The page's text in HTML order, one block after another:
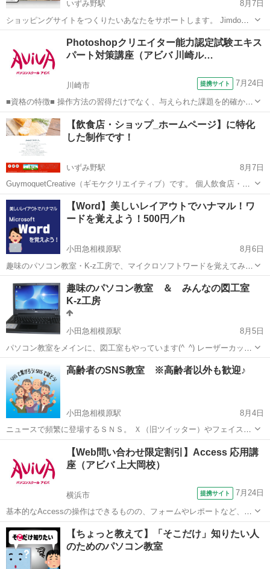
いずみ野駅
8月7日
ショッピングサイトをつくりたいあなたをサポートします。 Jimdoフ
リープラン（無償）で ショピングサイトを運営してみませんか。 オリ
ジナル商品販売やコンテンツ制作販売を 手数料を抑えて収益を増やし
たあなたをサポ...
いずみ野駅 パソコン Wix
Photoshopクリエイター能力認定試験エキス
パート対策講座（アビバ 川崎ル…
川崎市 提携サイト 7月24日
■資格の特徴■ 操作方法の習得だけでなく、与えられた課題を的確かつ
スムーズに行う力が試されることが特長です。実践的なスキルを身に
つけることができるため、多くの方が受験されています。 ■講座の特
徴■ Photoshopクリ...
神奈川 川崎市 Photoshop
【飲食店・ショップ_ホームページ】に特化
した制作です！
いずみ野駅
8月7日
GuymoquetCreative（ギモケクリエイティブ）です。 個人飲食店・食
品販売SHOPのオーナー様にJimdoでサイト運営をおすすしています。
専門知識がくてもブログ更新するようにサイトを運営するコトができ
ます。...
神奈川 横浜市 いずみ野駅 パソコン ロゴデザイン
【Word】美しいレイアウトでハナマル！ワ
ードを覚えよう！500円／h
小田急相模原駅
8月6日
趣味のパソコン教室・K-z工房で、マイクロソフトワードを覚えてみま
せんか？ ワード（Word）が、パソコンに入っていたけどこれって何？
使ったことないんだけど、どうやってつかうの？ という方も多いは
ず。 ワー...
神奈川 相模原市 小田急相模原駅 チラシ
趣味のパソコン教室 ＆ みんなの図工室
K-z工房
小田急相模原駅
8月5日
パソコン教室をメインに、図工室もやっています(^_^) レーザーカッタ
ー、３Ｄプリンタもあるので、パソコンと工作はもはや一緒にやるも
のという発想です。 その他にも電動糸ノコや、一般工具もたくさんあ
ります。 Wind...
相模原市 小田急相模原駅 その他 図工
高齢者のSNS教室 ※高齢者以外も歓迎♪
小田急相模原駅
8月4日
ニュースで頻繁に登場するＳＮＳ。 Ｘ（旧ツイッター）やフェイスブ
ック、インスタグラムやティックトック。 最近では、テレビ番組や、
野球中継などでも、 「（ＳＮＳで）メッセージを送ってください！」
なんて、やってます...
相模原市 小田急相模原駅 その他
【Web問い合わせ限定割引】Access 応用講
座（アビバ 上大岡校）
横浜市 提携サイト 7月24日
基本的なAccessの操作はできるものの、フォームやレポートなど、よ
り高度なデータベース作成を学びたい方にオススメの講座です。 ■学
習内容■ メインフォームとサブフォーム・順位のレポート・複数列の
レポート・マクロ・リレー...
神奈川 横浜市 アクセス
【ちょっと教えて】「そこだけ」知りたい人
のためのパソコン教室